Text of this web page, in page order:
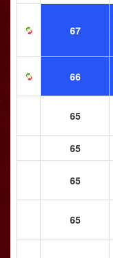
67
66
65
65
65
65